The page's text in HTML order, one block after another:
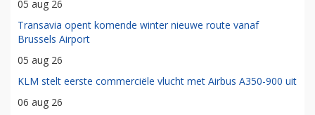
05 aug 26
Transavia opent komende winter nieuwe route vanaf
Brussels Airport
05 aug 26
KLM stelt eerste commerciële vlucht met Airbus A350-900 uit
06 aug 26